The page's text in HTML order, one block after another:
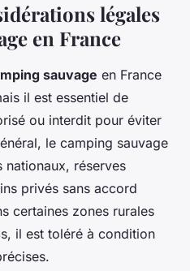
légales
en France
sauvage en France
il est essentiel de
ou interdit pour éviter
le camping sauvage
nationaux, réserves
privés sans accord
certaines zones rurales
il est toléré à condition